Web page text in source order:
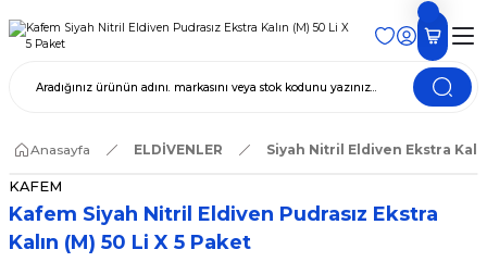
Anasayfa ELDİVENLER Siyah Nitril Eldiven Ekstra
KAFEM
Kafem Siyah Nitril Eldiven Pudrasız Ekstra
Kalın (M) 50 Li X 5 Paket